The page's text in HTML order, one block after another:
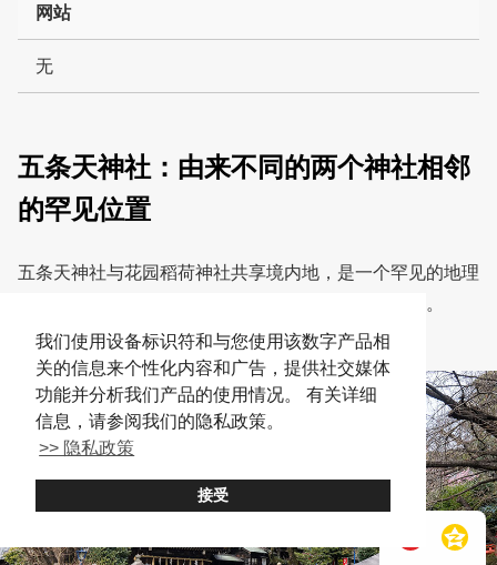
我们使用设备标识符和与您使用该数字产品相
关的信息来个性化内容和广告，提供社交媒体
功能并分析我们产品的使用情况。 有关详细
信息，请参阅我们的隐私政策。
>> 隐私政策
接受
网站
无
五条天神社：由来不同的两个神社相邻
的罕见位置
五条天神社与花园稻荷神社共享境内地，是一个罕见的地理
位置。五条天神社的社殿紧邻着花园稻荷神社的社殿。